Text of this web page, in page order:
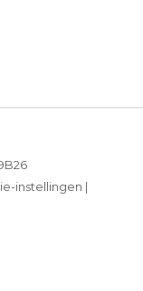
instellingen |